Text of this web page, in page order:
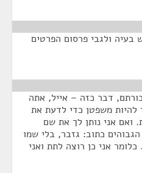
בעיה ולגבי פרסום הפרטים
דבר כזה – אייל, אתה
להיות משפטן כדי לדעת את
ואם אני נותן לך את שם
כתוב: גזבר, בלי שמו
אני כן רוצה לתת ואני